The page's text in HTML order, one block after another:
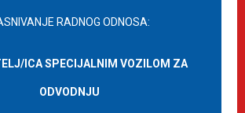
RADNOG ODNOSA:
ICA SPECIJALNIM VOZILOM ZA
ODVODNJU